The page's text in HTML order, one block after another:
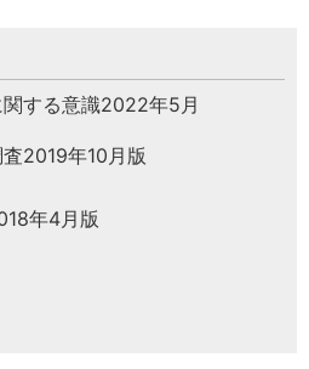
する意識2022年5月
2019年10月版
年4月版